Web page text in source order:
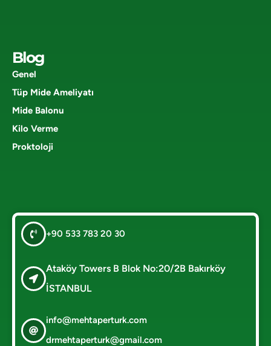
Blog
Genel
Tüp Mide Ameliyatı
Mide Balonu
Kilo Verme
Proktoloji
+90 533 783 20 30
Ataköy Towers B Blok No:20/2B Bakırköy
İSTANBUL
info@mehtaperturk.com
drmehtaperturk@gmail.com